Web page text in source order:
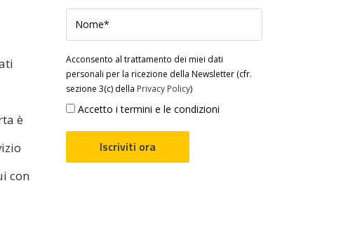
è
con
Acconsento al trattamento dei miei dati
personali per la ricezione della Newsletter (cfr.
sezione 3(c) della Privacy Policy)
Accetto i termini e le condizioni